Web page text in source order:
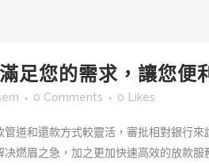
足您的需求，讓您便
0 Comments 0 Likes
道和還款方式較靈活，審批相對銀行
燃眉之急，加之更加快速高效的放款